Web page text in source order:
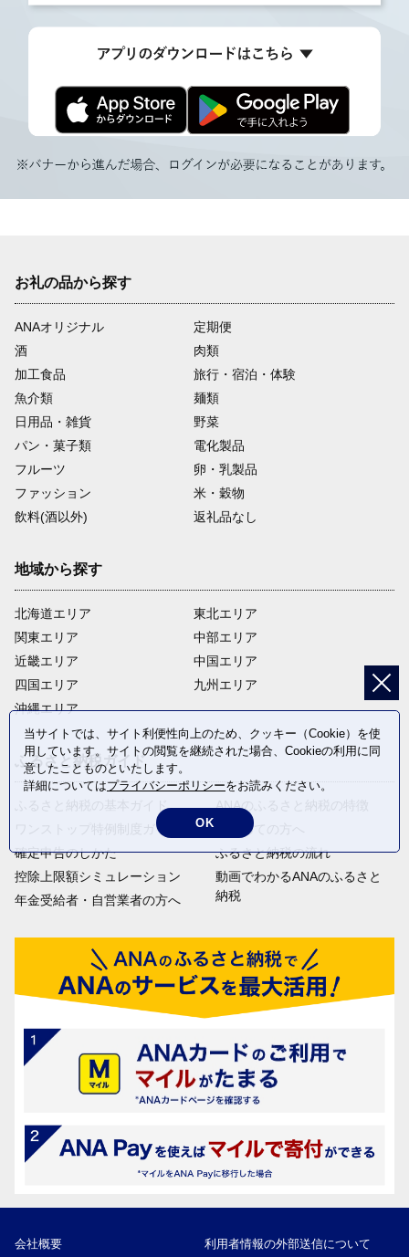
お礼の品から探す
ANAオリジナル
定期便
酒
肉類
加工食品
旅行・宿泊・体験
魚介類
麺類
日用品・雑貨
野菜
パン・菓子類
電化製品
フルーツ
卵・乳製品
ファッション
米・穀物
飲料(酒以外)
返礼品なし
地域から探す
北海道エリア
関東エリア
近畿エリア
四国エリア
沖縄エリア
東北エリア
中部エリア
中国エリア
九州エリア
ふるさと納税ガイド
ふるさと納税の基本ガイド
ワンストップ特例制度ガイド
確定申告のしかた
控除上限額シミュレーション
年金受給者・自営業者の方へ
ANAのふるさと納税の特徴
はじめての方へ
ふるさと納税の流れ
動画でわかるANAのふるさと
納税
会社概要 利用者情報の外部送信について
当サイトでは、サイト利便性向上のため、クッキー（Cookie）を使
用しています。サイトの閲覧を継続された場合、Cookieの利用に同
意したことものといたします。
詳細についてはプライバシーポリシーをお読みください。
OK